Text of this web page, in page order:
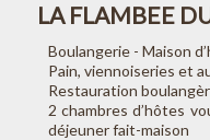
LA FLAMBEE
Boulangerie - Maison
Pain, viennoiseries et
Restauration
2 chambres d’hôtes
déjeuner fait-maison